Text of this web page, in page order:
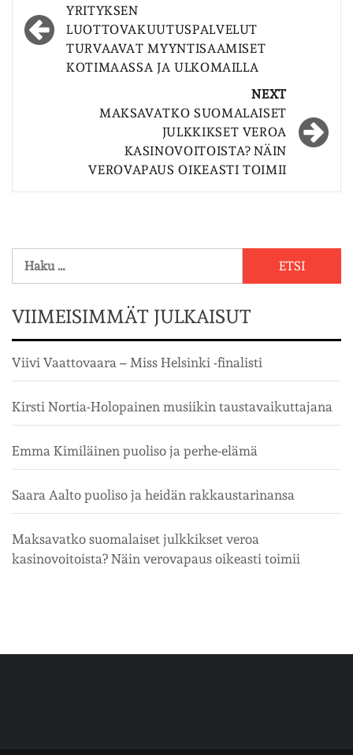
navigation
YRITYKSEN
LUOTTOVAKUUTUSPALVELUT
TURVAAVAT MYYNTISAAMISET
KOTIMAASSA JA ULKOMAILLA
NEXT
MAKSAVATKO SUOMALAISET
JULKKIKSET VEROA
KASINOVOITOISTA? NÄIN
VEROVAPAUS OIKEASTI TOIMII
Haku:
VIIMEISIMMÄT JULKAISUT
Viivi Vaattovaara – Miss Helsinki -finalisti
Kirsti Nortia-Holopainen musiikin taustavaikuttajana
Emma Kimiläinen puoliso ja perhe-elämä
Saara Aalto puoliso ja heidän rakkaustarinansa
Maksavatko suomalaiset julkkikset veroa
kasinovoitoista? Näin verovapaus oikeasti toimii